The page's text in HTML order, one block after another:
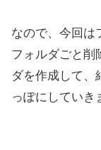
なので、今回は
フォルダごと削
ダを作成して、
っぽにしていき